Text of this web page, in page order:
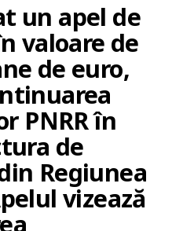
un apel de
valoare de
de euro,
PNRR în
de
Regiunea
vizează